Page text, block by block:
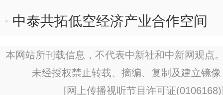
中泰共拓低空经济产业合作空间
本网站所刊载信息，不代表中新社和中新网观点
未经授权禁止转载、摘编、复制及建立镜
[网上传播视听节目许可证(0106168)